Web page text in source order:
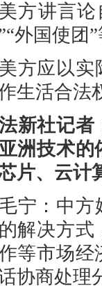
美方讲言
外国使团
美方应以实
生活合法
新社记者
洲技术的
片、云计
宁：中方
解决方式
等市场经
协商处理